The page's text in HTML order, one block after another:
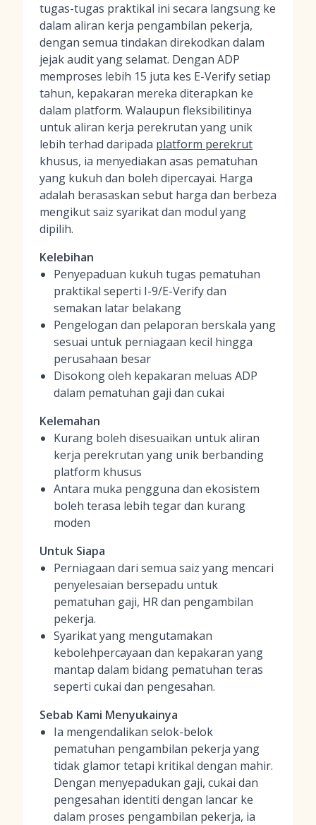
tugas-tugas praktikal ini secara langsung ke
dalam aliran kerja pengambilan pekerja,
dengan semua tindakan direkodkan dalam
jejak audit yang selamat. Dengan ADP
memproses lebih 15 juta kes E-Verify setiap
tahun, kepakaran mereka diterapkan ke
dalam platform. Walaupun fleksibilitinya
untuk aliran kerja perekrutan yang unik
lebih terhad daripada platform perekrut
khusus, ia menyediakan asas pematuhan
yang kukuh dan boleh dipercayai. Harga
adalah berasaskan sebut harga dan berbeza
mengikut saiz syarikat dan modul yang
dipilih.
Kelebihan
Penyepaduan kukuh tugas pematuhan
praktikal seperti I-9/E-Verify dan
semakan latar belakang
Pengelogan dan pelaporan berskala yang
sesuai untuk perniagaan kecil hingga
perusahaan besar
Disokong oleh kepakaran meluas ADP
dalam pematuhan gaji dan cukai
Kelemahan
Kurang boleh disesuaikan untuk aliran
kerja perekrutan yang unik berbanding
platform khusus
Antara muka pengguna dan ekosistem
boleh terasa lebih tegar dan kurang
moden
Untuk Siapa
Perniagaan dari semua saiz yang mencari
penyelesaian bersepadu untuk
pematuhan gaji, HR dan pengambilan
pekerja.
Syarikat yang mengutamakan
kebolehpercayaan dan kepakaran yang
mantap dalam bidang pematuhan teras
seperti cukai dan pengesahan.
Sebab Kami Menyukainya
Ia mengendalikan selok-belok
pematuhan pengambilan pekerja yang
tidak glamor tetapi kritikal dengan mahir.
Dengan menyepadukan gaji, cukai dan
pengesahan identiti dengan lancar ke
dalam proses pengambilan pekerja, ia